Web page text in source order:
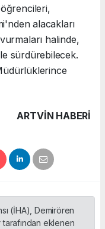
alacakları
halinde,
sürdürebilecek.
ARTVIN HABERİ
(İHA), Demirören
eklenen